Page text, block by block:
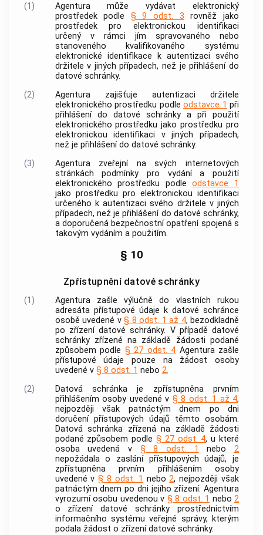
(1)
Agentura může vydávat elektronický
prostředek podle § 9 odst. 3 rovněž jako
prostředek pro elektronickou identifikaci
určený v rámci jím spravovaného nebo
stanoveného kvalifikovaného systému
elektronické identifikace k autentizaci svého
držitele v jiných případech, než je přihlášení do
datové schránky.
(2)
Agentura zajišťuje autentizaci držitele
elektronického prostředku podle odstavce 1 při
přihlášení do datové schránky a při použití
elektronického prostředku jako prostředku pro
elektronickou identifikaci v jiných případech,
než je přihlášení do datové schránky.
(3)
Agentura zveřejní na svých internetových
stránkách podmínky pro vydání a použití
elektronického prostředku podleodstavce 1
jako prostředku pro elektronickou identifikaci
určeného k autentizaci svého držitele v jiných
případech, než je přihlášení do datové schránky,
a doporučená bezpečnostní opatření spojená s
takovým vydáním a použitím.
§ 10
Zpřístupnění datové schránky
(1)
Agentura zašle výlučně do vlastních rukou
adresáta přístupové údaje k datové schránce
osobě uvedené v § 8 odst. 1 až 4, bezodkladně
po zřízení datové schránky. V případě datové
schránky zřízené na základě žádosti podané
způsobem podle § 27 odst. 4 Agentura zašle
přístupové údaje pouze na žádost osoby
uvedené v § 8 odst. 1 nebo 2.
(2)
Datová schránka je zpřístupněna prvním
přihlášením osoby uvedené v § 8 odst. 1 až 4,
nejpozději však patnáctým dnem po dni
doručení přístupových údajů těmto osobám.
Datová schránka zřízená na základě žádosti
podané způsobem podle § 27 odst. 4, u které
osoba uvedená v § 8 odst. 1 nebo 2
nepožádala o zaslání přístupových údajů, je
zpřístupněna prvním přihlášením osoby
uvedené v§ 8 odst. 1 nebo2, nejpozději však
patnáctým dnem po dni jejího zřízení. Agentura
vyrozumí osobu uvedenou v § 8 odst. 1 nebo 2
o zřízení datové schránky prostřednictvím
informačního systému veřejné správy, kterým
podala žádost o zřízení datové schránky.